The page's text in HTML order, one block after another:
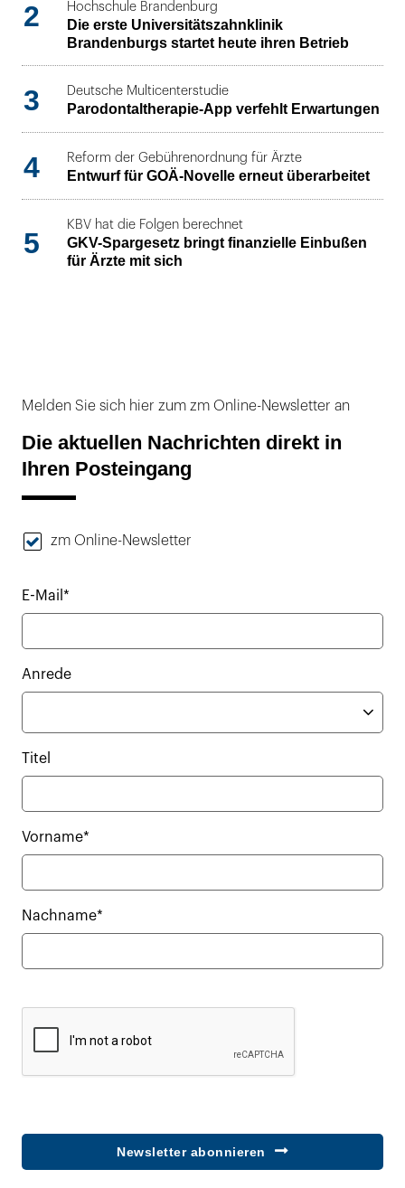
2 Hochschule Brandenburg
Die erste Universitätszahnklinik
Brandenburgs startet heute ihren Betrieb
3 Deutsche Multicenterstudie
Parodontaltherapie-App verfehlt Erwartungen
4 Reform der Gebührenordnung für Ärzte
Entwurf für GOÄ-Novelle erneut überarbeitet
5
KBV hat die Folgen berechnet
GKV-Spargesetz bringt finanzielle Einbußen
für Ärzte mit sich
Melden Sie sich hier zum zm Online-Newsletter an
Die aktuellen Nachrichten direkt in
Ihren Posteingang
zm Online-Newsletter
E-Mail*
Anrede
Titel
Vorname*
Nachname*
Newsletter abonnieren